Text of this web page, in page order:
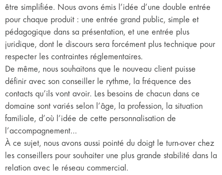
être simplifiée. Nous avons émis l’idée d’une double entrée
pour chaque produit : une entrée grand public, simple et
pédagogique dans sa présentation, et une entrée plus
juridique, dont le discours sera forcément plus technique pour
respecter les contraintes réglementaires.
De même, nous souhaitons que le nouveau client puisse
définir avec son conseiller le rythme, la fréquence des
contacts qu’ils vont avoir. Les besoins de chacun dans ce
domaine sont variés selon l’âge, la profession, la situation
familiale, d’où l’idée de cette personnalisation de
l’accompagnement…
À ce sujet, nous avons aussi pointé du doigt le turn-over chez
les conseillers pour souhaiter une plus grande stabilité dans la
relation avec le réseau commercial.